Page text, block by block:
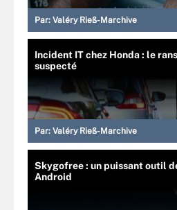
Par: Valéry Rieß-Marchive
Incident IT chez Honda : le
suspecté
Par: Valéry Rieß-Marchive
Skygofree : un puissant outil
Android